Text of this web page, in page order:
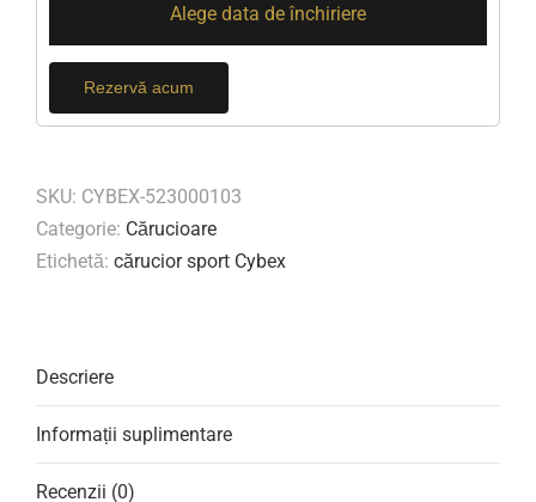
Contul meu
Alege data de închiriere
Rezervă acum
SKU: CYBEX-523000103
Categorie: Cărucioare
Etichetă: cărucior sport Cybex
Descriere
Informații suplimentare
Recenzii (0)